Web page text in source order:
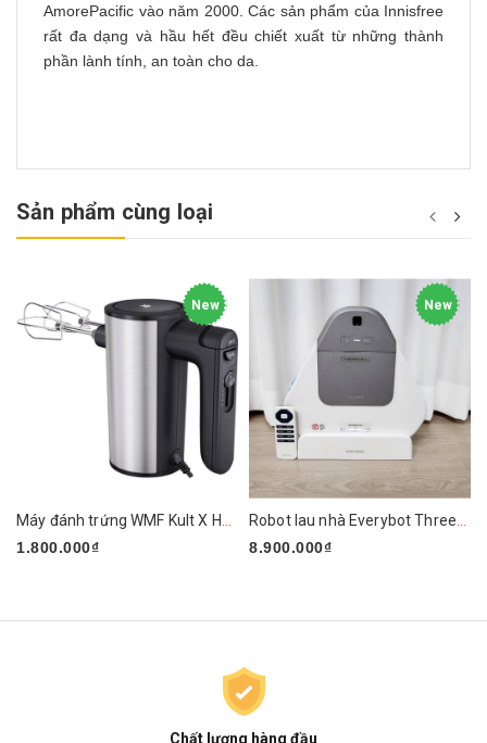
AmorePacific vào năm 2000. Các sản phẩm của Innisfree
rất đa dạng và hầu hết đều chiết xuất từ những thành
phần lành tính, an toàn cho da.
Sản phẩm cùng loại
New
1.800.000₫
New
8.900.000₫
Chất lượng hàng đầu